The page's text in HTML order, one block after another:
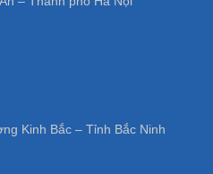
Kinh Bắc – Tỉnh Bắc Ninh